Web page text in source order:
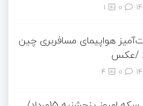
1
هواپیمای مسافربری چین
/عکس
4